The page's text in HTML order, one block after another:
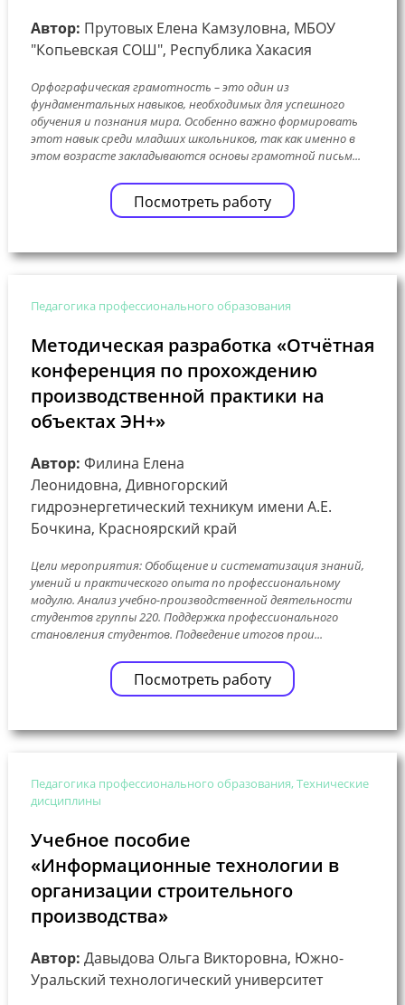
Автор: Прутовых Елена Камзуловна, МБОУ
"Копьевская СОШ", Республика Хакасия
Орфографическая грамотность – это один из
фундаментальных навыков, необходимых для успешного
обучения и познания мира. Особенно важно формировать
этот навык среди младших школьников, так как именно в
этом возрасте закладываются основы грамотной письм...
Посмотреть работу
Педагогика профессионального образования
Методическая разработка «Отчётная
конференция по прохождению
производственной практики на
объектах ЭН+»
Автор: Филина Елена
Леонидовна, Дивногорский
гидроэнергетический техникум имени А.Е.
Бочкина, Красноярский край
Цели мероприятия: Обобщение и систематизация знаний,
умений и практического опыта по профессиональному
модулю. Анализ учебно-производственной деятельности
студентов группы 220. Поддержка профессионального
становления студентов. Подведение итогов прои...
Посмотреть работу
Педагогика профессионального образования, Технические
дисциплины
Учебное пособие
«Информационные технологии в
организации строительного
производства»
Автор: Давыдова Ольга Викторовна, Южно-
Уральский технологический университет